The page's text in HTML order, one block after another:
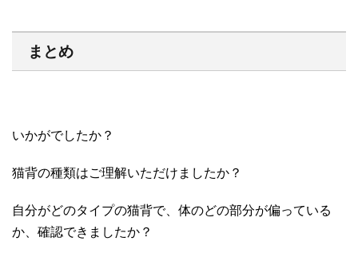
まとめ
いかがでしたか？
猫背の種類はご理解いただけましたか？
自分がどのタイプの猫背で、体のどの部分が偏っている
か、確認できましたか？